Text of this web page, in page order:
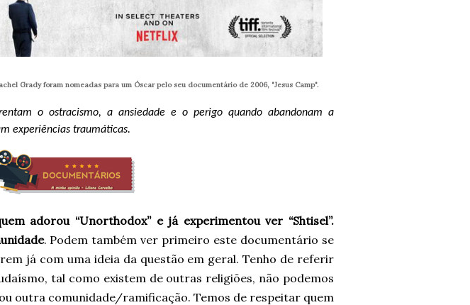
Grady foram nomeadas para um Óscar pelo seu documentário de 2006, "Jesus Camp".
o ostracismo, a ansiedade e o perigo quando abandonam a
experiências traumáticas.
adorou “Unorthodox” e já experimentou ver “Shtisel”.
. Podem também ver primeiro este documentário se
já com uma ideia da questão em geral. Tenho de referir
tal como existem de outras religiões, não podemos
outra comunidade/ramificação. Temos de respeitar quem